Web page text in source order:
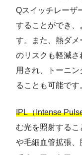
Qスイッチレーザ
することができ、
す。また、熱ダ
のリスクも軽減
用され、トーニ
ることも可能です
IPL（Intense
む光を照射する
や毛細血管拡張